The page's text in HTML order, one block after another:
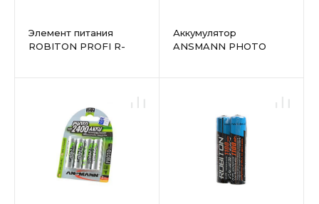
Элемент питания
ROBITON PROFI R-
Аккумулятор
ANSMANN PHOTO